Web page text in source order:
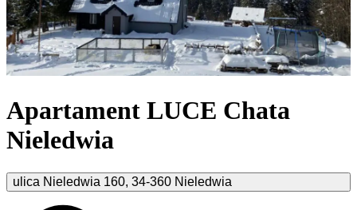
Apartament LUCE Chata
Nieledwia
ulica Nieledwia 160, 34-360 Nieledwia